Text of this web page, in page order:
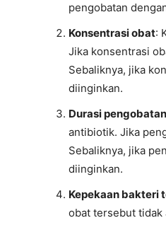
pengobatan
Konsentrasi obat:
Jika konsentrasi
Sebaliknya, jika
diinginkan.
Durasi pengobatan
antibiotik. Jika
Sebaliknya, jika
diinginkan.
Kepekaan bakteri
obat tersebut tidak